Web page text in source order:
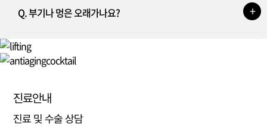
Q. 부기나 멍은 오래가나요?
진료안내
진료 및 수술 상담